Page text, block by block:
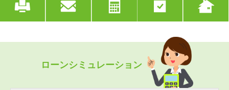
ローンシミュレーション